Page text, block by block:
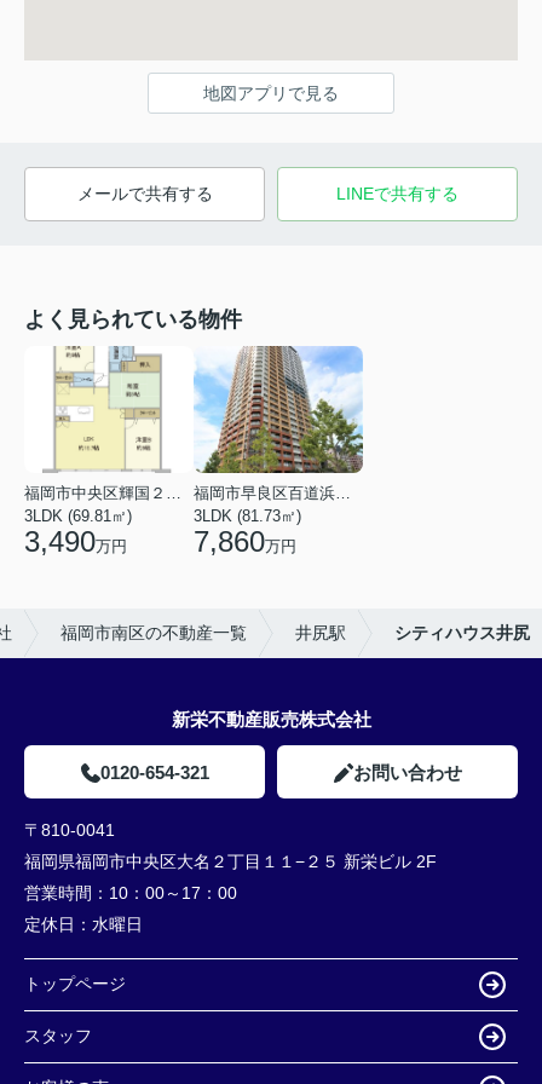
地図アプリで見る
メールで共有する LINEで共有する
よく見られている物件
3LDK (69.81㎡)
3,490万円
3LDK (81.73㎡)
7,860万円
福岡市南区の不動産一覧 井尻駅 シティハウス井尻
新栄不動産販売株式会社
0120-654-321 お問い合わせ
〒810-0041
福岡県福岡市中央区大名２丁目１１−２５ 新栄ビル 2F
営業時間： 10：00～17：00
定休日： 水曜日
トップページ
スタッフ